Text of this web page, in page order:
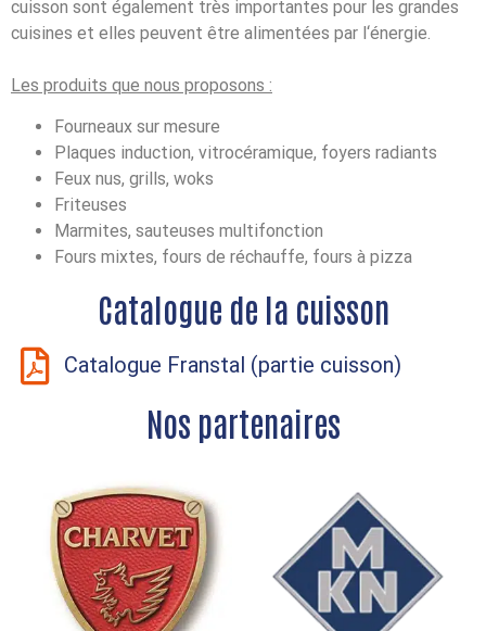
cuisson sont également très importantes pour les grandes
cuisines et elles peuvent être alimentées par l‘énergie.
Les produits que nous proposons :
Fourneaux sur mesure
Plaques induction, vitrocéramique, foyers radiants
Feux nus, grills, woks
Friteuses
Marmites, sauteuses multifonction
Fours mixtes, fours de réchauffe, fours à pizza
Catalogue de la cuisson
Catalogue Franstal (partie cuisson)
Nos partenaires